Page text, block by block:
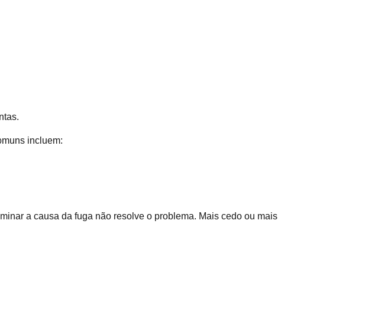
incluem:
a causa da fuga não resolve o problema. Mais cedo ou mais